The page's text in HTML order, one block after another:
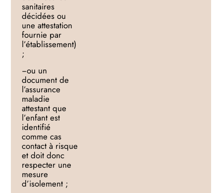
sanitaires
décidées ou
une attestation
fournie par
l’établissement)
;
−ou un
document de
l’assurance
maladie
attestant que
l’enfant est
identifié
comme cas
contactà risque
et doit donc
respecter une
mesure
d’isolement ;